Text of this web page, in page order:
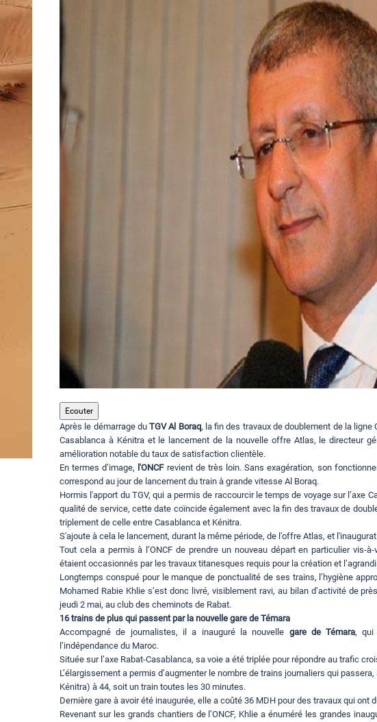
Ecouter
Après le démarrage duTGV Al Boraq, la fin des travaux de doublement de la
Casablanca à Kénitra et le lancement de la nouvelle offre Atlas, le directeur
amélioration notable du taux de satisfaction clientèle.
En termes d’image, l'ONCFrevient de très loin. Sans exagération, son
correspond au jour de lancement du train à grande vitesse Al Boraq.
Hormis l'apport du TGV, qui a permis de raccourcir le temps de voyage sur l’axe
qualité de service, cette date coïncide également avec la fin des travaux de
triplement de celle entre Casablanca et Kénitra.
S'ajoute à cela le lancement, durant la même période, de l'offre Atlas, et
Tout cela a permis à l’ONCF de prendre un nouveau départ en particulier vis-
étaient occasionnés par les travaux titanesques requis pour la création et
Longtemps conspué pour le manque de ponctualité de ses trains, l’hygiène
Mohamed Rabie Khlie s’est donc livré, visiblement ravi, au bilan d’activité de
jeudi 2 mai, au club des cheminots de Rabat.
16 trains de plus qui passent par la nouvelle gare de Témara
Accompagné de journalistes, il a inauguré la nouvelle gare de Témara, qui
l’indépendance du Maroc.
Située sur l’axe Rabat-Casablanca, sa voie a été triplée pour répondre au trafic
L’élargissement a permis d’augmenter le nombre de trains journaliers qui
Kénitra) à 44, soit un train toutes les 30 minutes.
Dernière gare à avoir été inaugurée, elle a coûté 36 MDH pour des travaux qui ont
Revenant sur les grands chantiers de l’ONCF, Khlie a énuméré les grandes